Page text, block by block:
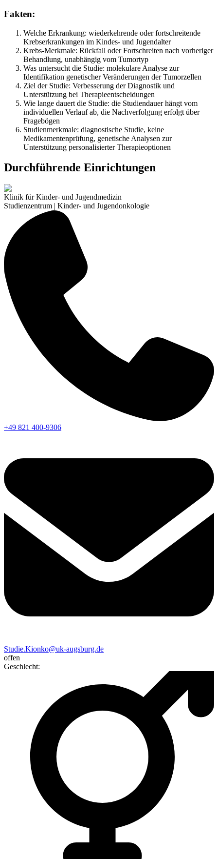
Fakten:
Welche Erkrankung: wiederkehrende oder fortschreitende
Krebserkrankungen im Kindes- und Jugendalter
Krebs-Merkmale: Rückfall oder Fortschreiten nach vorheriger
Behandlung, unabhängig vom Tumortyp
Was untersucht die Studie: molekulare Analyse zur
Identifikation genetischer Veränderungen der Tumorzellen
Ziel der Studie: Verbesserung der Diagnostik und
Unterstützung bei Therapieentscheidungen
Wie lange dauert die Studie: die Studiendauer hängt vom
individuellen Verlauf ab, die Nachverfolgung erfolgt über
Fragebögen
Studienmerkmale: diagnostische Studie, keine
Medikamentenprüfung, genetische Analysen zur
Unterstützung personalisierter Therapieoptionen
Durchführende Einrichtungen
Klinik für Kinder- und Jugendmedizin
Studienzentrum | Kinder- und Jugendonkologie
+49 821 400-9306
Studie.Kionko@uk-augsburg.de
offen
Geschlecht: